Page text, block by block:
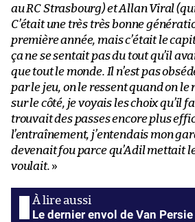
au RC Strasbourg) et Allan Viral
C’était une très très bonne
première année, mais c’était le
ça ne se sentait pas du tout qu’il
que tout le monde. Il n’est pas
par le jeu, on le ressent quand on le
sur le côté, je voyais les choix qu’il
trouvait des passes encore plus
l’entraînement, j’entendais mon
devenait fou parce qu’Adil mettait
voulait. »
Le dernier envol de Van Persie